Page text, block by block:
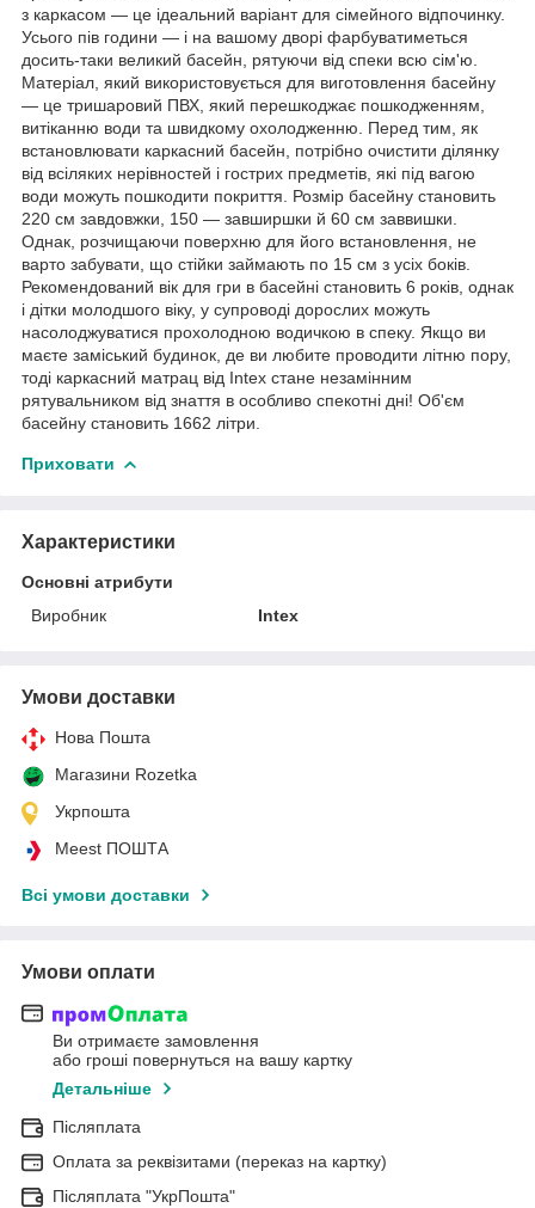
з каркасом — це ідеальний варіант для сімейного відпочинку.
Усього пів години — і на вашому дворі фарбуватиметься
досить-таки великий басейн, рятуючи від спеки всю сім'ю.
Матеріал, який використовується для виготовлення басейну
— це тришаровий ПВХ, який перешкоджає пошкодженням,
витіканню води та швидкому охолодженню. Перед тим, як
встановлювати каркасний басейн, потрібно очистити ділянку
від всіляких нерівностей і гострих предметів, які під вагою
води можуть пошкодити покриття. Розмір басейну становить
220 см завдовжки, 150 — завширшки й 60 см заввишки.
Однак, розчищаючи поверхню для його встановлення, не
варто забувати, що стійки займають по 15 см з усіх боків.
Рекомендований вік для гри в басейні становить 6 років, однак
і дітки молодшого віку, у супроводі дорослих можуть
насолоджуватися прохолодною водичкою в спеку. Якщо ви
маєте заміський будинок, де ви любите проводити літню пору,
тоді каркасний матрац від Intex стане незамінним
рятувальником від знаття в особливо спекотні дні! Об'єм
басейну становить 1662 літри.
Приховати
Характеристики
Основні атрибути
Виробник
Intex
Умови доставки
Нова Пошта
Магазини Rozetka
Укрпошта
Meest ПОШТА
Всі умови доставки
Умови оплати
Ви отримаєте замовлення
або гроші повернуться на вашу картку
Детальніше
Післяплата
Оплата за реквізитами (переказ на картку)
Післяплата "УкрПошта"